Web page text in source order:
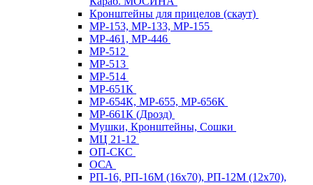
Кронштейны для прицелов (скаут)
МР-153, МР-133, МР-155
МР-461, МР-446
МР-512
МР-513
МР-514
МР-651К
МР-654К, МР-655, МР-656К
МР-661К (Дрозд)
Мушки, Кронштейны, Сошки
МЦ 21-12
ОП-СКС
ОСА
РП-16, РП-16М (16х70), РП-12М (12х70),